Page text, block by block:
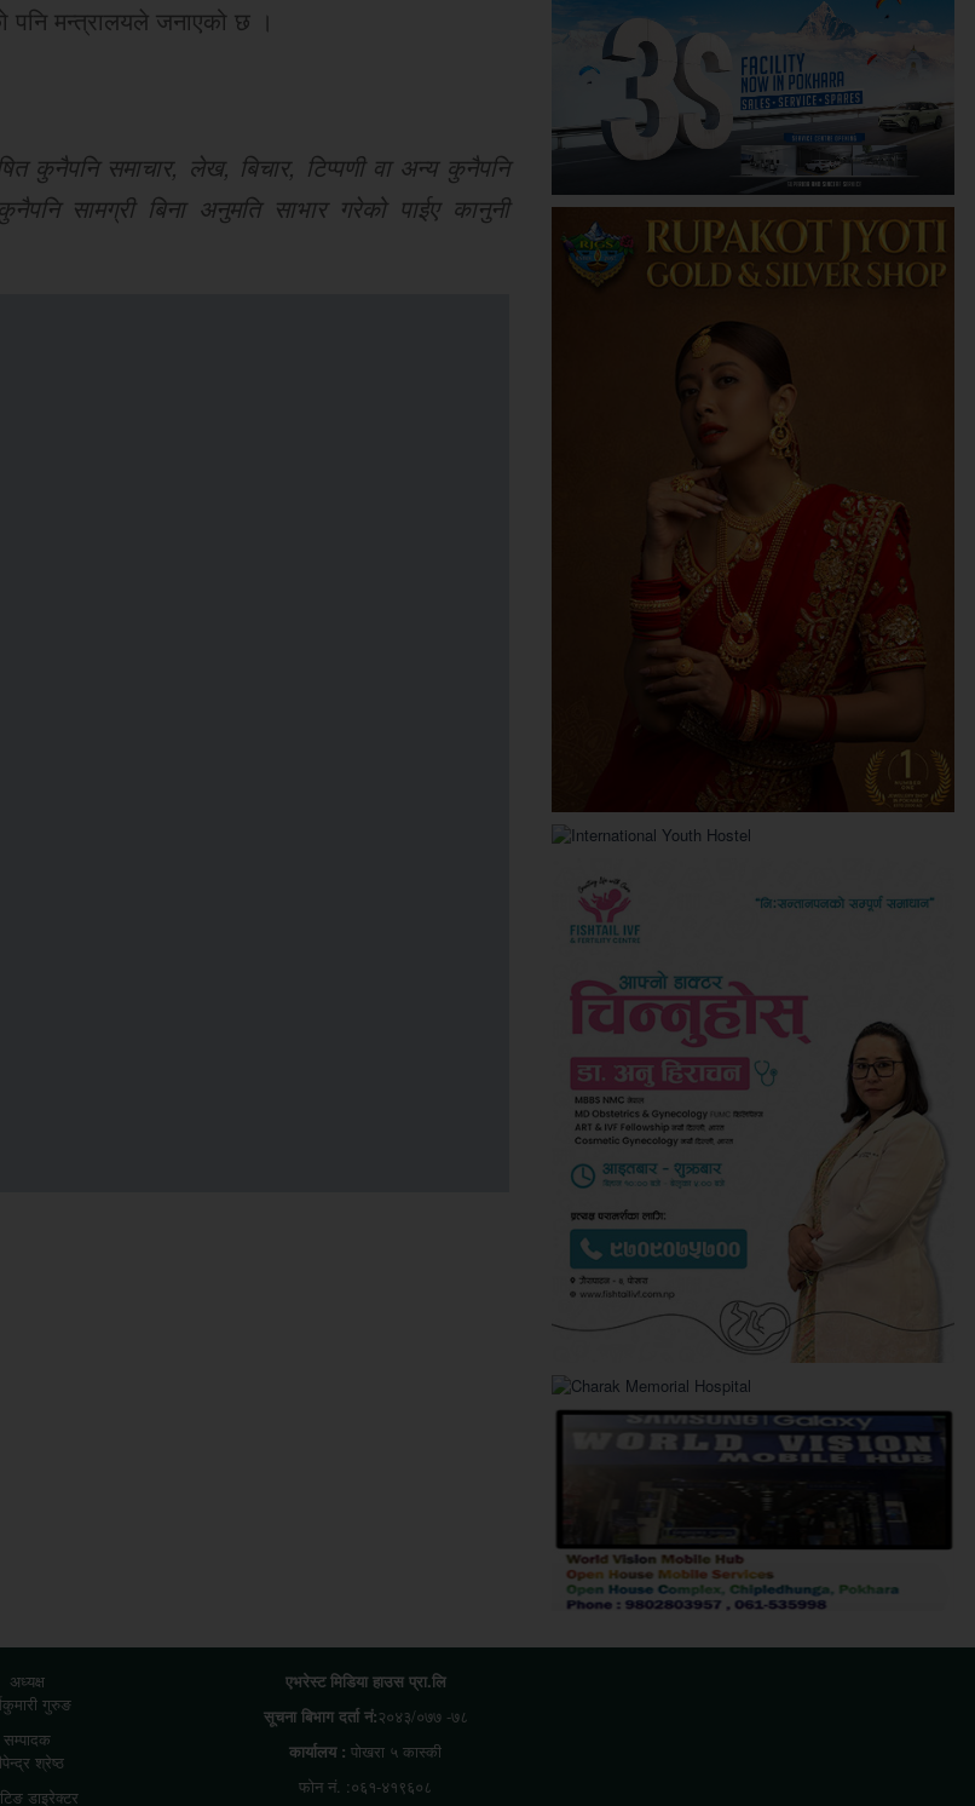
पनि मन्त्रालयले जनाएको छ ।
कुनैपनि समाचार, लेख, बिचार, टिप्पणी वा अन्य कुनैपनि
सामग्री बिना अनुमति साभार गरेको पाईए कानुनी
अध्यक्ष
गुरुङ
सम्पादक
श्रेष्ठ
डाइरेक्टर
एभरेस्ट मिडिया हाउस प्रा.लि
सूचना बिभाग दर्ता नं:२०४३/०७७ -७८
कार्यालय : पोखरा ५ कास्की
फोन नं. :०६१-४१९६०८